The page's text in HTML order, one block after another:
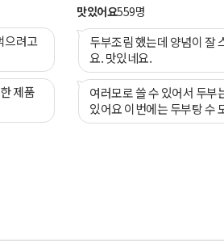
으려고
제품
맛있어요559명
두부조림 했는데 양념이 잘
요. 맛있네요.
여러모로 쓸 수 있어서 두부
있어요 이번에는 두부탕 수